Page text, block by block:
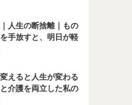
人生の断捨離｜もの
手放すと、明日が軽
えると人生が変わる
と介護を両立した私の